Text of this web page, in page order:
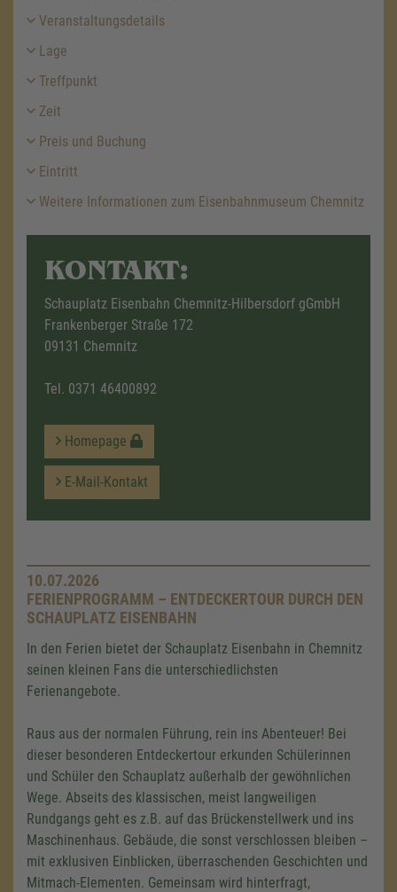
Veranstaltungsdetails
Lage
Treffpunkt
Zeit
Preis und Buchung
Eintritt
Weitere Informationen zum Eisenbahnmuseum Chemnitz
KONTAKT:
Schauplatz Eisenbahn Chemnitz-Hilbersdorf gGmbH
Frankenberger Straße 172
09131 Chemnitz
Tel. 0371 46400892
Homepage
E-Mail-Kontakt
10.07.2026
FERIENPROGRAMM – ENTDECKERTOUR DURCH DEN
SCHAUPLATZ EISENBAHN
In den Ferien bietet der Schauplatz Eisenbahn in Chemnitz
seinen kleinen Fans die unterschiedlichsten
Ferienangebote.
Raus aus der normalen Führung, rein ins Abenteuer! Bei
dieser besonderen Entdeckertour erkunden Schülerinnen
und Schüler den Schauplatz außerhalb der gewöhnlichen
Wege. Abseits des klassischen, meist langweiligen
Rundgangs geht es z.B. auf das Brückenstellwerk und ins
Maschinenhaus. Gebäude, die sonst verschlossen bleiben –
mit exklusiven Einblicken, überraschenden Geschichten und
Mitmach-Elementen. Gemeinsam wird hinterfragt,